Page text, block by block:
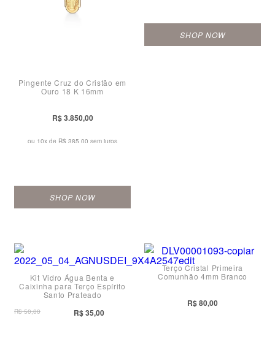
Pingente Cruz do Cristão em
Ouro 18 K 16mm
R$ 3.850,00
ou 10x de R$ 385,00 sem juros
SHOP NOW
SHOP NOW
Kit Vidro Água Benta e
Caixinha para Terço Espírito
Santo Prateado
R$ 50,00 R$ 35,00
Terço Cristal Primeira
Comunhão 4mm Branco
R$ 80,00